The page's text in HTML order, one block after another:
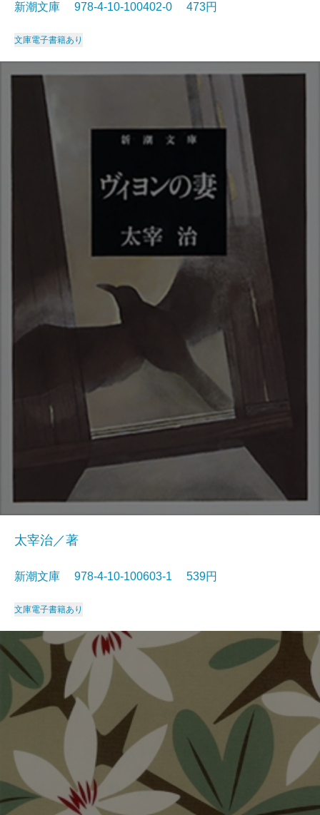
新潮文庫 978-4-10-100402-0 473円
文庫電子書籍あり
太宰治／著
新潮文庫 978-4-10-100603-1 539円
文庫電子書籍あり